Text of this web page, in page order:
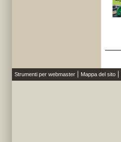
Strumenti per webmaster Mappa del sito